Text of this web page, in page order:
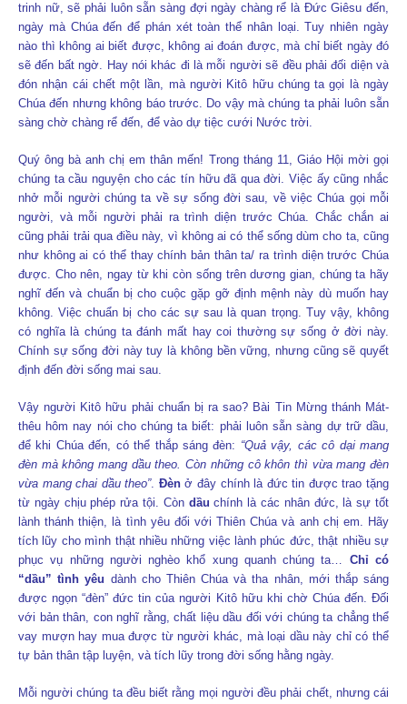
trinh nữ, sẽ phải luôn sẵn sàng đợi ngày chàng rể là Đức Giêsu đến,
ngày mà Chúa đến để phán xét toàn thể nhân loại. Tuy nhiên ngày
nào thì không ai biết được, không ai đoán được, mà chỉ biết ngày đó
sẽ đến bất ngờ. Hay nói khác đi là mỗi người sẽ đều phải đối diện và
đón nhận cái chết một lần, mà người Kitô hữu chúng ta gọi là ngày
Chúa đến nhưng không báo trước. Do vậy mà chúng ta phải luôn sẵn
sàng chờ chàng rể đến, để vào dự tiệc cưới Nước trời.
Quý ông bà anh chị em thân mến! Trong tháng 11, Giáo Hội mời gọi
chúng ta cầu nguyện cho các tín hữu đã qua đời. Việc ấy cũng nhắc
nhở mỗi người chúng ta về sự sống đời sau, về việc Chúa gọi mỗi
người, và mỗi người phải ra trình diện trước Chúa. Chắc chắn ai
cũng phải trải qua điều này, vì không ai có thể sống dùm cho ta, cũng
như không ai có thể thay chính bản thân ta/ ra trình diện trước Chúa
được. Cho nên, ngay từ khi còn sống trên dương gian, chúng ta hãy
nghĩ đến và chuẩn bị cho cuộc gặp gỡ định mệnh này dù muốn hay
không. Việc chuẩn bị cho các sự sau là quan trọng. Tuy vậy, không
có nghĩa là chúng ta đánh mất hay coi thường sự sống ở đời này.
Chính sự sống đời này tuy là không bền vững, nhưng cũng sẽ quyết
định đến đời sống mai sau.
Vậy người Kitô hữu phải chuẩn bị ra sao? Bài Tin Mừng thánh Mát-
thêu hôm nay nói cho chúng ta biết: phải luôn sẵn sàng dự trữ dầu,
để khi Chúa đến, có thể thắp sáng đèn: “Quả vậy, các cô dại mang
đèn mà không mang dầu theo. Còn những cô khôn thì vừa mang đèn
vừa mang chai dầu theo”. Đènở đây chính là đức tin được trao tặng
từ ngày chịu phép rửa tội. Còn dầu chính là các nhân đức, là sự tốt
lành thánh thiện, là tình yêu đối với Thiên Chúa và anh chị em. Hãy
tích lũy cho mình thật nhiều những việc lành phúc đức, thật nhiều sự
phục vụ những người nghèo khổ xung quanh chúng ta… Chỉ có
“dầu” tình yêu dành cho Thiên Chúa và tha nhân, mới thắp sáng
được ngọn “đèn” đức tin của người Kitô hữu khi chờ Chúa đến. Đối
với bản thân, con nghĩ rằng, chất liệu dầu đối với chúng ta chẳng thể
vay mượn hay mua được từ người khác, mà loại dầu này chỉ có thể
tự bản thân tập luyện, và tích lũy trong đời sống hằng ngày.
Mỗi người chúng ta đều biết rằng mọi người đều phải chết, nhưng cái